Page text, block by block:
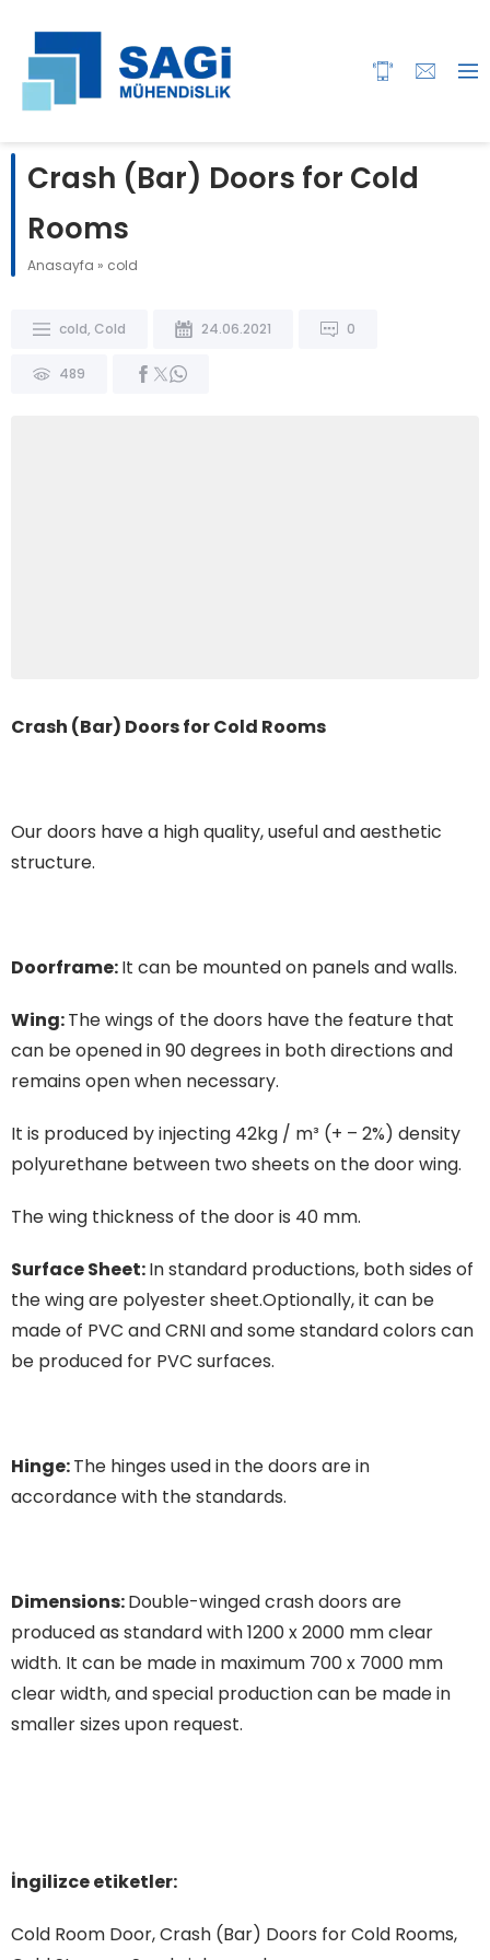
Crash (Bar) Doors for Cold
Rooms
Anasayfa » cold
cold, Cold 24.06.2021 0
489
Crash (Bar) Doors for Cold Rooms
Our doors have a high quality, useful and aesthetic
structure.
Doorframe:It can be mounted on panels and walls.
Wing:The wings of the doors have the feature that
can be opened in 90 degrees in both directions and
remains open when necessary.
It is produced by injecting 42kg / m³ (+ – 2%) density
polyurethane between two sheets on the door wing.
The wing thickness of the door is 40 mm.
Surface Sheet:In standard productions, both sides of
the wing are polyester sheet.Optionally, it can be
made of PVC and CRNI and some standard colors can
be produced for PVC surfaces.
Hinge:The hinges used in the doors are in
accordance with the standards.
Dimensions:Double-winged crash doors are
produced as standard with 1200 x 2000 mm clear
width. It can be made in maximum 700 x 7000 mm
clear width, and special production can be made in
smaller sizes upon request.
İngilizce etiketler:
Cold Room Door, Crash (Bar) Doors for Cold Rooms,